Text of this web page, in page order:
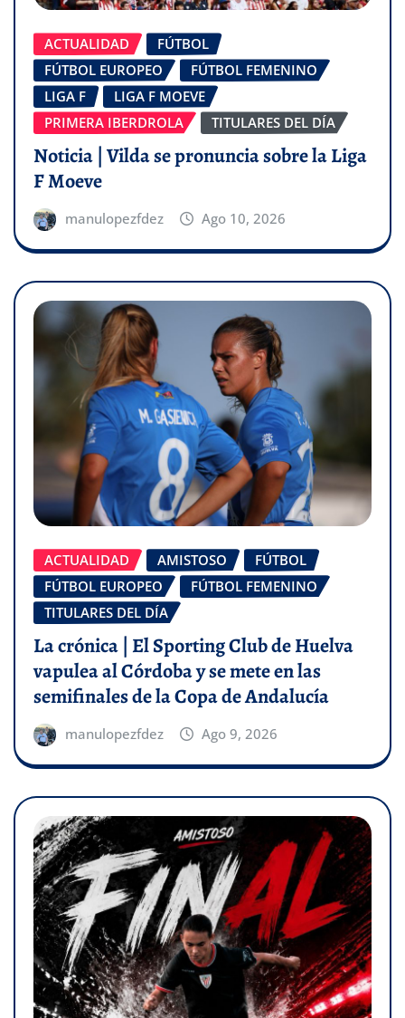
ACTUALIDAD
FÚTBOL
FÚTBOL EUROPEO
FÚTBOL FEMENINO
LIGA F
LIGA F MOEVE
PRIMERA IBERDROLA
TITULARES DEL DÍA
Noticia | Vilda se pronuncia sobre la Liga
F Moeve
manulopezfdez Ago 10, 2026
ACTUALIDAD AMISTOSO
FÚTBOL
FÚTBOL EUROPEO
FÚTBOL FEMENINO
TITULARES DEL DÍA
La crónica | El Sporting Club de Huelva
vapulea al Córdoba y se mete en las
semifinales de la Copa de Andalucía
manulopezfdez Ago 9, 2026